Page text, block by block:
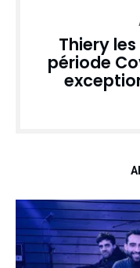
Thiery
période